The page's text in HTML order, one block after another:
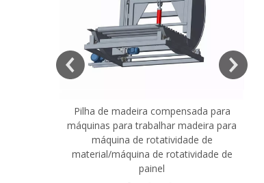
Pilha de madeira compensada para
máquinas para trabalhar madeira para
máquina de rotatividade de
material/máquina de rotatividade de
painel